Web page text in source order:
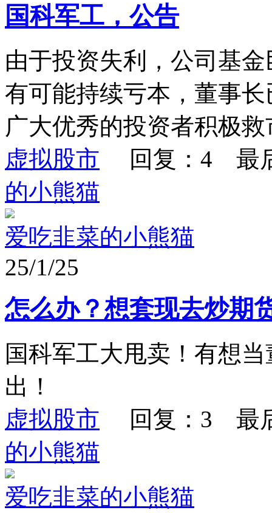
国科军工，公告
由于投资失利，公司基
有可能持续亏本，董事
广大优秀的投资者积极救
虚拟股市 回复：4 最
的小熊猫
爱吃韭菜的小熊猫
25/1/25
怎么办？想套现去炒期
国科军工大甩卖！有想
出！
虚拟股市 回复：3 最
的小熊猫
爱吃韭菜的小熊猫